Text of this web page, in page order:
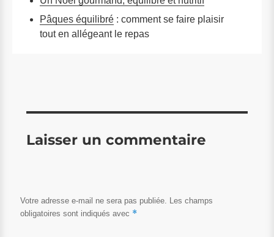
Pâques équilibré : comment se faire plaisir
tout en allégeant le repas
Laisser un commentaire
Votre adresse e-mail ne sera pas publiée.
Les champs
obligatoires sont indiqués avec *